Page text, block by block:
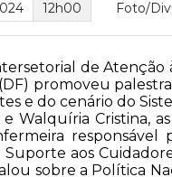
12h00 Foto/
de Atenção
promoveu
e do cenário do
Walquíria Cristina,
responsável
aos
sobre a Política